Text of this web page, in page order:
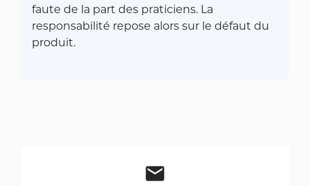
faute de la part des praticiens. La
responsabilité repose alors sur le défaut du
produit.
mail